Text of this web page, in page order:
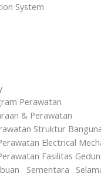
System
Perawatan
& Perawatan
Struktur
Electrical
Fasilitas
Sementara